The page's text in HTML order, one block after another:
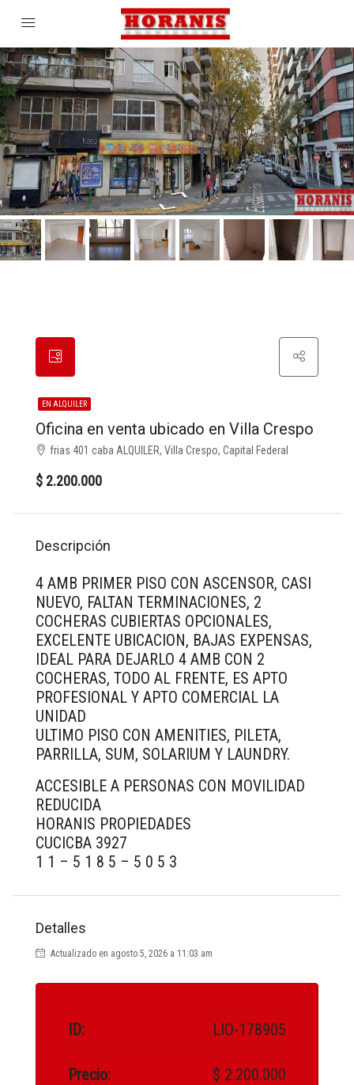
EN ALQUILER
Oficina en venta ubicado en Villa Crespo
frias 401 caba ALQUILER, Villa Crespo, Capital Federal
$ 2.200.000
Descripción
4 AMB PRIMER PISO CON ASCENSOR, CASI
NUEVO, FALTAN TERMINACIONES, 2
COCHERAS CUBIERTAS OPCIONALES,
EXCELENTE UBICACION, BAJAS EXPENSAS,
IDEAL PARA DEJARLO 4 AMB CON 2
COCHERAS, TODO AL FRENTE, ES APTO
PROFESIONAL Y APTO COMERCIAL LA
UNIDAD
ULTIMO PISO CON AMENITIES, PILETA,
PARRILLA, SUM, SOLARIUM Y LAUNDRY.
ACCESIBLE A PERSONAS CON MOVILIDAD
REDUCIDA
HORANIS PROPIEDADES
CUCICBA 3927
1 1 – 5 1 8 5 – 5 0 5 3
Detalles
Actualizado en agosto 5, 2026 a 11:03 am
ID: LIO-178905
Precio: $ 2.200.000